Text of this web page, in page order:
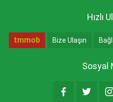
Hızlı
tmmob Bize Ulaşın
Sosyal